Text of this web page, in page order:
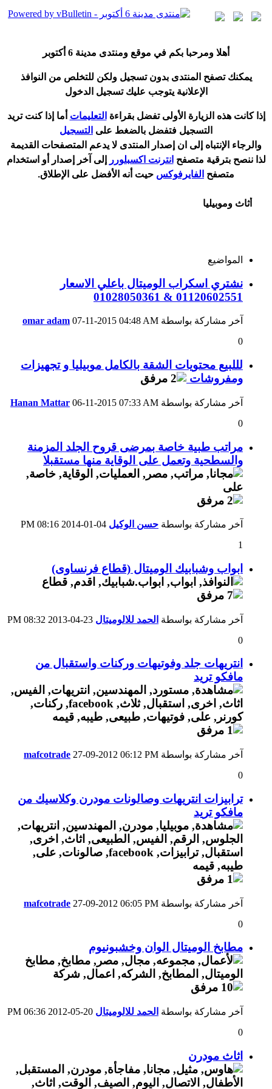
هلا ومرحبا بكم في موقع ومنتدى مدينة 6 أكتوبر
يمكنك تصفح المنتدى بدون تسجيل ولكن للتخلص من النوافذ
الإعلانية يتوجب عليك تسجيل الدخول
إذا كانت هذه الزيارة الأولى تفضل بقراءة التعليمات ما إذا كنت تريد
التسجيل فتفضل بالضغط على التسجيل
والرجاء الإنتباه إلى ان إصدار المنتدى لا يدعم المتصفحات القديمة
لذا ننصح بترقية متصفح انترنت اكسبلورر إلى آخر إصدار أو استخدام
متصفح الفايرفوكس حيت نه الأفضل على الإطلاق.
أثاث وموبيليا
المواضيع
نشتري اسكراب الوميتال باعلي الاسعار
01120602551 & 01028050361
آخر مشاركة بواسطة omar adam 07-11-2015 04:48 AM
0
لللبيع محتويات الشقة بالكامل موبيليا و تجهيزات
ومفروشات
آخر مشاركة بواسطة Hanan Mattar 06-11-2015 07:33 AM
0
مراتب طبية خاصة بمرضى قروح الجلد المزمنة
والسطحية وتعمل على الوقاية منها مستقبلا
آخر مشاركة بواسطة حسن الوكيل
08:16 PM
1
ابواب وشبابيك الوميتال (قطاع فرنساوى)
آخر مشاركة بواسطة الحمد للالوميتال
08:32 PM
0
انتريهات جلد وفوتيهات وركنات واستقبال من
مافكو تريد
آخر مشاركة بواسطة mafcotrade 27-09-2012 06:12 PM
0
ترابيزات انتريهات وصالونات مودرن وكلاسيك من
مافكو تريد
آخر مشاركة بواسطة mafcotrade 27-09-2012 06:05 PM
0
مطابخ الوميتال الوان وخشبونيوم
آخر مشاركة بواسطة الحمد للالوميتال
06:36 PM
0
اثاث مودرن